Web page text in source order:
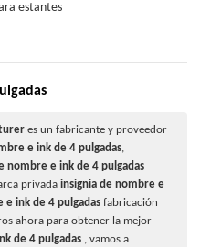
estantes
es un fabricante y proveedor
e ink de 4 pulgadas,
nombre e ink de 4 pulgadas
privadainsignia de nombre e
e ink de 4 pulgadas fabricación
ahora para obtener la mejor
de 4 pulgadas , vamos a